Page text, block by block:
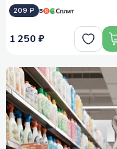
209 ₽ в
1 250 ₽